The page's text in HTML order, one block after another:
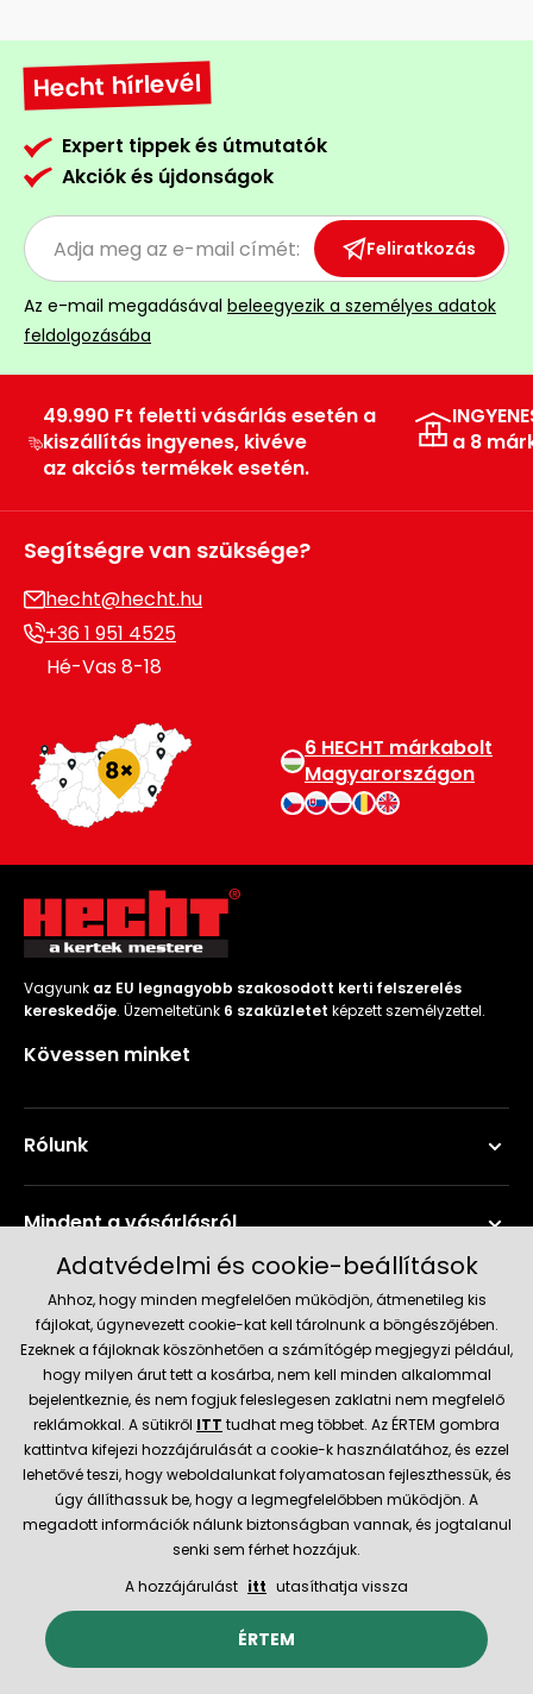
Hecht hírlevél
Expert tippek és útmutatók
Akciók és újdonságok
Feliratkozás
Az e-mail megadásával beleegyezik a személyes adatok
feldolgozásába
49.990 Ft feletti vásárlás esetén a
kiszállítás ingyenes, kivéve
az akciós termékek esetén.
a 8
Segítségre van szüksége?
hecht@hecht.hu
+36 1 951 4525
Hé-Vas 8-18
6 HECHT márkabolt
Magyarországon
Vagyunk az EU legnagyobb szakosodott kerti felszerelés
kereskedője. Üzemeltetünk 6 szaküzletet képzett személyzettel.
Kövessen minket
Rólunk
Mindent a vásárlásról
Szerviz és támogatás
Aktuális információk
Szállítás és fizetési módok
Megbízható kereskedő
© 2026 Hecht.cz Általános szerződési feltételek
Az e-boltot létrehozta és technikailag biztosítjaSIMPLIA.cz
Adatvédelmi és cookie-beállítások
Ahhoz, hogy minden megfelelően működjön, átmenetileg kis
fájlokat, úgynevezett cookie-kat kell tárolnunk a böngészőjében.
Ezeknek a fájloknak köszönhetően a számítógép megjegyzi például,
hogy milyen árut tett a kosárba, nem kell minden alkalommal
bejelentkeznie, és nem fogjuk feleslegesen zaklatni nem megfelelő
reklámokkal. A sütikről ITT tudhat meg többet. Az ÉRTEM gombra
kattintva kifejezi hozzájárulását a cookie-k használatához, és ezzel
lehetővé teszi, hogy weboldalunkat folyamatosan fejleszthessük, és
úgy állíthassuk be, hogy a legmegfelelőbben működjön. A
megadott információk nálunk biztonságban vannak, és jogtalanul
senki sem férhet hozzájuk.
A hozzájárulást itt utasíthatja vissza
ÉRTEM